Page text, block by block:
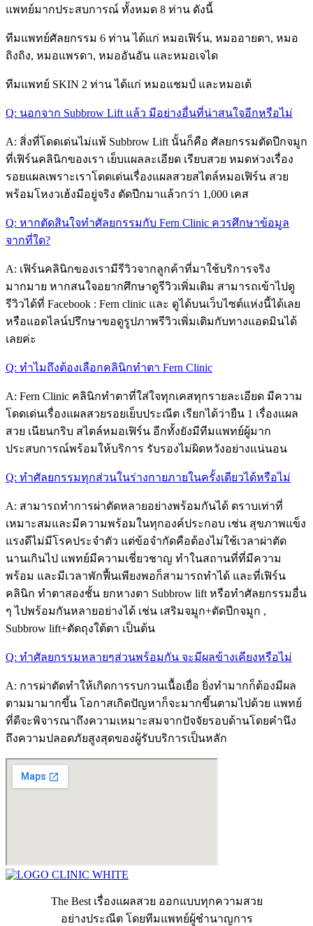
แพทย์มากประสบการณ์ ทั้งหมด 8 ท่าน ดังนี้
ทีมแพทย์ศัลยกรรม 6 ท่าน ได้แก่ หมอเฟิร์น, หมออายตา, หมอ
ถิงถิง, หมอแพรดา, หมออันอัน และหมอเจได
ทีมแพทย์ SKIN 2 ท่าน ได้แก่ หมอแชมป์ และหมอเต้
Q: นอกจาก Subbrow Lift แล้ว มีอย่างอื่นที่น่าสนใจอีกหรือไม่
A: สิ่งที่โดดเด่นไม่แพ้ Subbrow Lift นั้นก็คือ ศัลยกรรมตัดปีกจมูก
ที่เฟิร์นคลินิกของเรา เย็บแผลละเอียด เรียบสวย หมดห่วงเรื่อง
รอยแผลเพราะเราโดดเด่นเรื่องแผลสวยสไตล์หมอเฟิร์น สวย
พร้อมโหงวเฮ้งมีอยู่จริง ตัดปีกมาแล้วกว่า 1,000 เคส
Q: หากตัดสินใจทำศัลยกรรมกับ Fern Clinic ควรศึกษาข้อมูล
จากที่ใด?
A: เฟิร์นคลินิกของเรามีรีวิวจากลูกค้าที่มาใช้บริการจริง
มากมาย หากสนใจอยากศึกษาดูรีวิวเพิ่มเติม สามารถเข้าไปดู
รีวิวได้ที่ Facebook : Fern clinic และ ดูได้บนเว็บไซต์แห่งนี้ได้เลย
หรือแอดไลน์ปรึกษาขอดูรูปภาพรีวิวเพิ่มเติมกับทางแอดมินได้
เลยค่ะ
Q: ทำไมถึงต้องเลือกคลินิกทำตา Fern Clinic
A: Fern Clinic คลินิกทำตาที่ใส่ใจทุกเคสทุกรายละเอียด มีความ
โดดเด่นเรื่องแผลสวยรอยเย็บประณีต เรียกได้ว่ายืน 1 เรื่องแผล
สวย เนียนกริบ สไตล์หมอเฟิร์น อีกทั้งยังมีทีมแพทย์ผู้มาก
ประสบการณ์พร้อมให้บริการ รับรองไม่ผิดหวังอย่างแน่นอน
Q: ทำศัลยกรรมทุกส่วนในร่างกายภายในครั้งเดียวได้หรือไม่
A: สามารถทำการผ่าตัดหลายอย่างพร้อมกันได้ ตราบเท่าที่
เหมาะสมและมีความพร้อมในทุกองค์ประกอบ เช่น สุขภาพแข็ง
แรงดีไม่มีโรคประจำตัว แต่ข้อจำกัดคือต้องไม่ใช้เวลาผ่าตัด
นานเกินไป แพทย์มีความเชี่ยวชาญ ทำในสถานที่ที่มีความ
พร้อม และมีเวลาพักฟื้นเพียงพอก็สามารถทำได้ และที่เฟิร์น
คลินิก ทำตาสองชั้น ยกหางตา Subbrow lift หรือทำศัลยกรรมอื่น
ๆ ไปพร้อมกันหลายอย่างได้ เช่น เสริมจมูก+ตัดปีกจมูก ,
Subbrow lift+ตัดถุงใต้ตา เป็นต้น
Q: ทำศัลยกรรมหลายๆส่วนพร้อมกัน จะมีผลข้างเคียงหรือไม่
A: การผ่าตัดทำให้เกิดการรบกวนเนื้อเยื่อ ยิ่งทำมากก็ต้องมีผล
ตามมามากขึ้น โอกาสเกิดปัญหาก็จะมากขึ้นตามไปด้วย แพทย์
ที่ดีจะพิจารณาถึงความเหมาะสมจากปัจจัยรอบด้านโดยคำนึง
ถึงความปลอดภัยสูงสุดของผู้รับบริการเป็นหลัก
The Best เรื่องแผลสวย ออกแบบทุกความสวย
อย่างประณีต โดยทีมแพทย์ผู้ชำนาญการ